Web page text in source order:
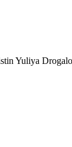
Yuliya